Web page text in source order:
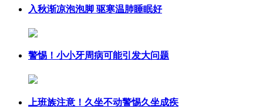
入秋渐凉泡泡脚 驱寒温肺睡眠好
警惕！小小牙周病可能引发大问题
上班族注意！久坐不动警惕久坐成疾